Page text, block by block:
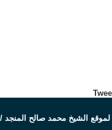
الشيخ محمد صالح المنجد /